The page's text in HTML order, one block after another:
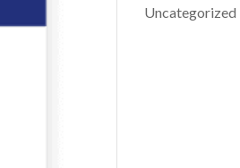
Uncategorized